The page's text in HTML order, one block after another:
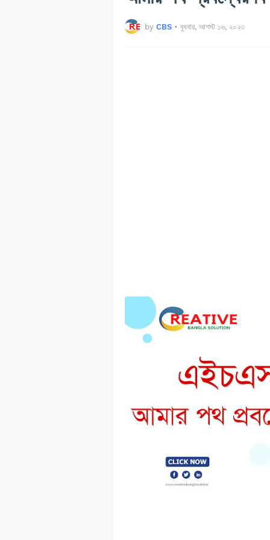
by CBS • বুধবার, আগস্ট ১৬, ২০২৩